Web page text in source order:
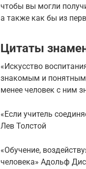
чтобы вы могли
а также как бы из
Цитаты
«Искусство
знакомым и
менее человек с ним
«Если учитель
Лев Толстой
«Обучение,
человека» Адольф